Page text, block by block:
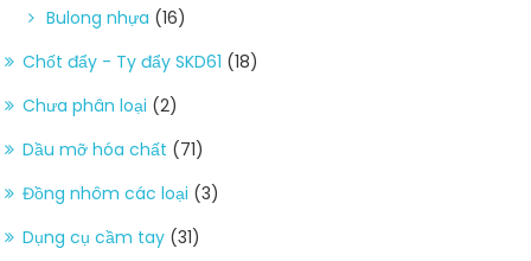
Bulong nhựa (16)
Chốt đẩy - Ty đẩy SKD61 (18)
Chưa phân loại (2)
Dầu mỡ hóa chất (71)
Đồng nhôm các loại (3)
Dụng cụ cầm tay (31)